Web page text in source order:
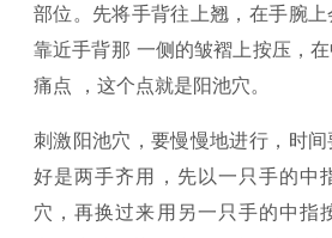
部位。先将手背往上翘，在手腕
靠近手背那 一侧的皱褶上按压，
痛点 ，这个点就是阳池穴。
刺激阳池穴，要慢慢地进行，时
好是两手齐用，先以一只手的中
穴，再换过来用另一只手的中指